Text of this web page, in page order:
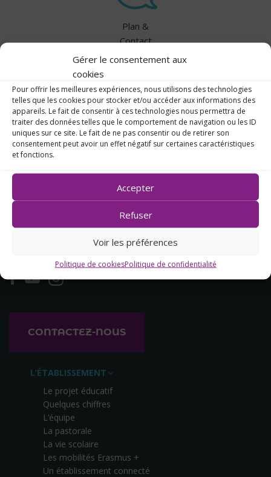
Gérer le consentement aux
cookies
Pour offrir les meilleures expériences, nous utilisons des technologies
telles que les cookies pour stocker et/ou accéder aux informations des
appareils. Le fait de consentir à ces technologies nous permettra de
traiter des données telles que le comportement de navigation ou les ID
uniques sur ce site. Le fait de ne pas consentir ou de retirer son
consentement peut avoir un effet négatif sur certaines caractéristiques
et fonctions.
Accepter
Refuser
Voir les préférences
Politique de cookiesPolitique de confidentialité
Plan &
Contact
14, rue des Capucins
CONTACTEZ-NOUS
L’ÉTABLISSEMENT
Le projet éducatif
Quelques chiffres
L’équipe
La pastorale
La vie scolaire
Les mobilités Erasmus +
Un établissement connecté